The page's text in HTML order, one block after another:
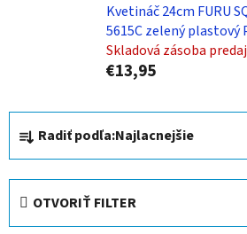
Kvetináč 24cm FURU
5615C zelený plastový
Skladová zásoba
€13,95
R
a
d
Radiť podľa:Najlacnejšie
OTVORIŤ FILTER